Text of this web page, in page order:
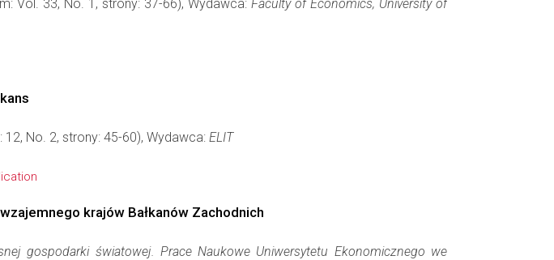
Vol. 33, No. 1, strony: 37-66), Wydawca: Faculty of Economics, University of
12, No. 2, strony: 45-60), Wydawca: ELIT
krajów Bałkanów Zachodnich
gospodarki światowej. Prace Naukowe Uniwersytetu Ekonomicznego we